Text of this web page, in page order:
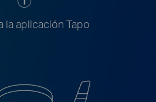
la aplicación Tapo